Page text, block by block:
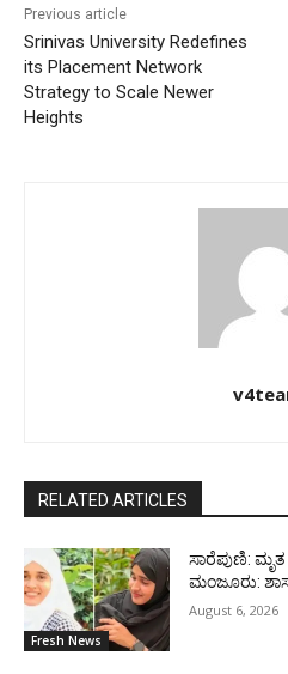
Previous article
Srinivas University Redefines
its Placement Network
Strategy to Scale Newer
Heights
RELATED ARTICLES
Fresh News
ಸಾರೆಪುಣಿ: ಮೃತ
ಮಂಜೂರು:
August 6, 2026